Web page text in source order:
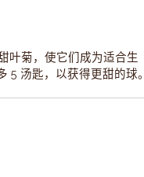
叶菊，使它们成为适合生
5 汤匙，以获得更甜的球。